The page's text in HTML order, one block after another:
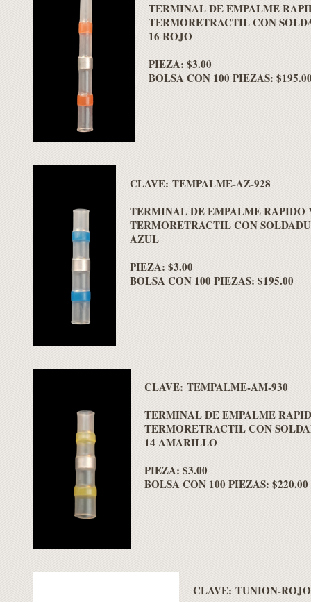
TERMINAL DE EMPALME
TERMORETRACTIL CON
16 ROJO
PIEZA: $3.00
BOLSA CON 100 PIEZAS:
CLAVE: TEMPALME-AZ-928
TERMINAL DE EMPALME RAPIDO
TERMORETRACTIL CON
AZUL
PIEZA: $3.00
BOLSA CON 100 PIEZAS: $195.00
CLAVE: TEMPALME-AM-930
TERMINAL DE EMPALME
TERMORETRACTIL CON
14 AMARILLO
PIEZA: $3.00
BOLSA CON 100 PIEZAS: $220.00
CLAVE: TUNION-ROJO